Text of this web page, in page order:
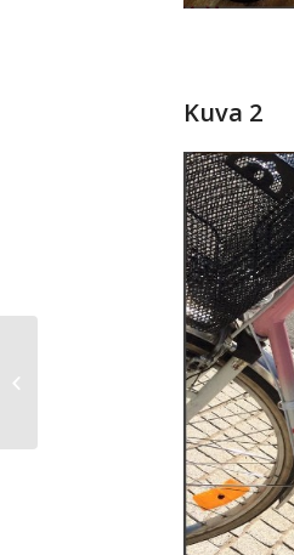
Kuva 2
Palautepoljennan palautteet 2017